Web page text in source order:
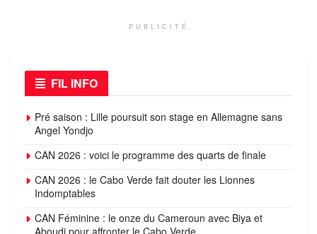
PUBLICITÉ
FIL INFO
Pré saison : Lille poursuit son stage en Allemagne sans
Angel Yondjo
CAN 2026 : voici le programme des quarts de finale
CAN 2026 : le Cabo Verde fait douter les Lionnes
Indomptables
CAN Féminine : le onze du Cameroun avec Biya et
Aboudi pour affronter le Cabo Verde